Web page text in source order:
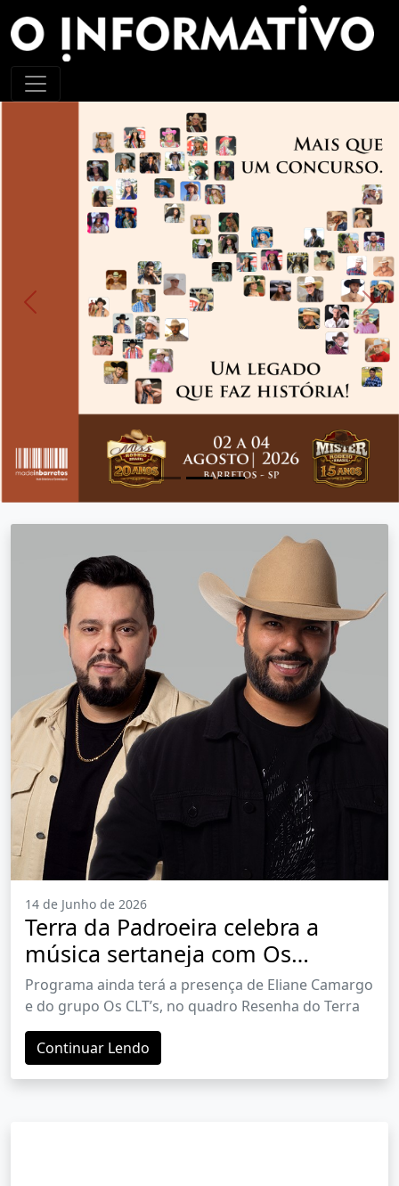
Previous Next
14 de Junho de 2026
Terra da Padroeira celebra a
música sertaneja com Os
Cuiabanos
Programa ainda terá a presença de Eliane Camargo
e do grupo Os CLT’s, no quadro Resenha do Terra
Continuar Lendo